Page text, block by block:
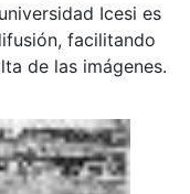
Icesi es
facilitando
de las imágenes.